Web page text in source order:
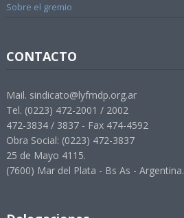
Sobre el gremio
CONTACTO
Mail. sindicato@lyfmdp.org.ar
Tel. (0223) 472-2001 / 2002
472-3834 / 3837 - Fax 474-4592
Obra Social: (0223) 472-3837
25 de Mayo 4115.
(7600) Mar del Plata - Bs As - Argentina.